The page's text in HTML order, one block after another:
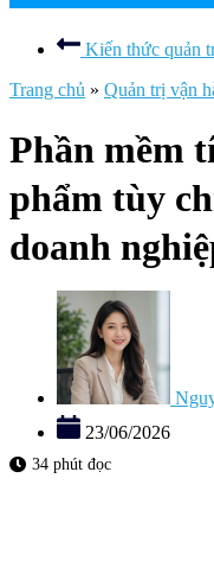
Kiến thức quản
Trang chủ » Quản trị vận
Phần mềm
phẩm tùy
doanh
23/06/2026
34 phút đọc